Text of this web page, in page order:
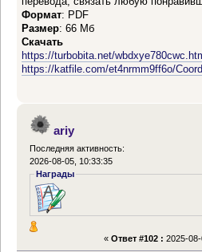
Формат: PDF
Размер: 66 Мб
Скачать
https://turbobita.net/
https://katfile.com/et4nrmm9ff6o/
ariy
Последняя активность:
2026-08-05, 10:33:35
Награды
« Ответ #102 : 2025-